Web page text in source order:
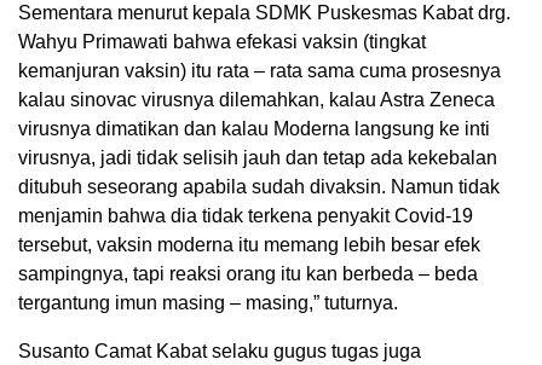
Sementara menurut kepala SDMK Puskesmas Kabat drg.
Wahyu Primawati bahwa efekasi vaksin (tingkat
kemanjuran vaksin) itu rata – rata sama cuma prosesnya
kalau sinovac virusnya dilemahkan, kalau Astra Zeneca
virusnya dimatikan dan kalau Moderna langsung ke inti
virusnya, jadi tidak selisih jauh dan tetap ada kekebalan
ditubuh seseorang apabila sudah divaksin. Namun tidak
menjamin bahwa dia tidak terkena penyakit Covid-19
tersebut, vaksin moderna itu memang lebih besar efek
sampingnya, tapi reaksi orang itu kan berbeda – beda
tergantung imun masing – masing,” tuturnya.
Susanto Camat Kabat selaku gugus tugas juga